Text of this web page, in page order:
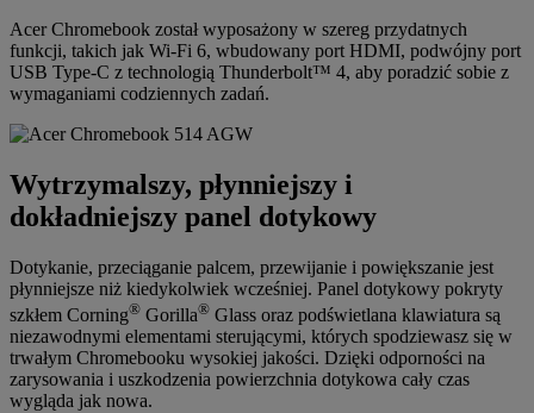
Acer Chromebook został wyposażony w szereg przydatnych
funkcji, takich jak Wi-Fi 6, wbudowany port HDMI, podwójny port
USB Type-C z technologią Thunderbolt™ 4, aby poradzić sobie z
wymaganiami codziennych zadań.
Wytrzymalszy, płynniejszy i
dokładniejszy panel dotykowy
Dotykanie, przeciąganie palcem, przewijanie i powiększanie jest
płynniejsze niż kiedykolwiek wcześniej. Panel dotykowy pokryty
szkłem Corning® Gorilla® Glass oraz podświetlana klawiatura są
niezawodnymi elementami sterującymi, których spodziewasz się w
trwałym Chromebooku wysokiej jakości. Dzięki odporności na
zarysowania i uszkodzenia powierzchnia dotykowa cały czas
wygląda jak nowa.